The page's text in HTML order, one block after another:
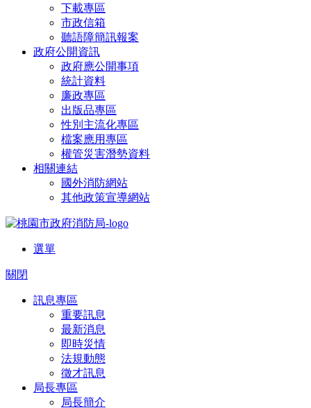
下載專區
市政信箱
聽語障簡訊報案
政府公開資訊
政府應公開事項
統計資料
廉政專區
出版品專區
性別主流化專區
檔案應用專區
權管災害潛勢資料
相關連結
國外消防網站
其他政策宣導網站
選單
關閉
訊息專區
重要訊息
最新消息
即時災情
法規動態
徵才訊息
局長專區
局長簡介